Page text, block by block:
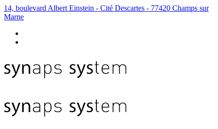
14, boulevard Albert Einstein - Cité Descartes - 77420 Champs sur
Marne